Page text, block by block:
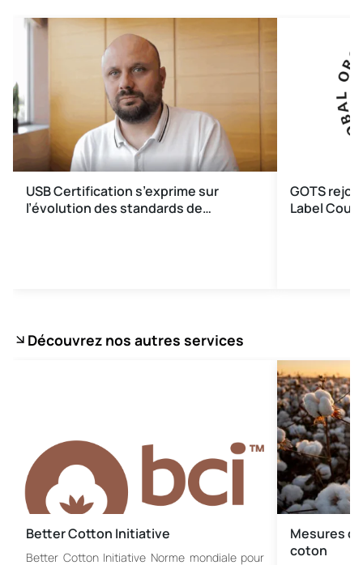
USB Certification s’exprime sur
l’évolution des standards de…
GOTS
Label
Découvrez nos autres services
Better Cotton Initiative
Better Cotton Initiative Norme mondiale pour
Mesures
coton